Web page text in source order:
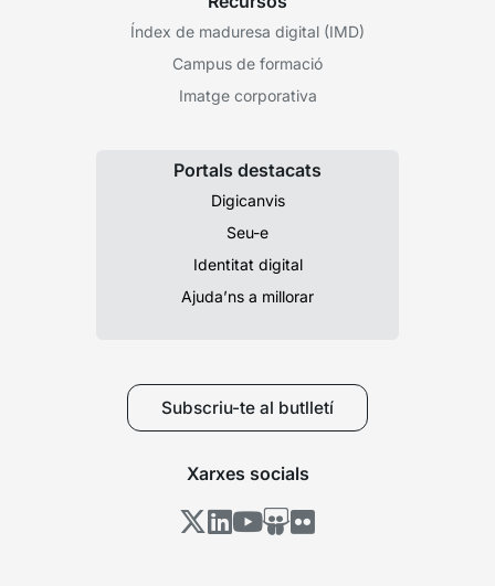
Índex de maduresa digital (IMD)
Campus de formació
Imatge corporativa
Portals destacats
Digicanvis
Seu-e
Identitat digital
Ajuda’ns a millorar
Subscriu-te al butlletí
Xarxes socials